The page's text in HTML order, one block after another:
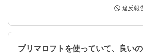
違反報